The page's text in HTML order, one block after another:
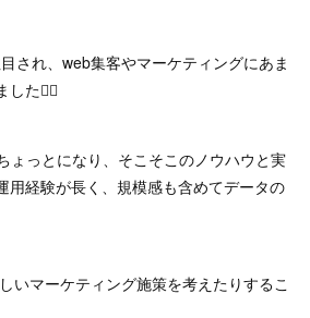
され、web集客やマーケティングにあま
た✋🏻
っとになり、そこそこのノウハウと実
経験が長く、規模感も含めてデータの
いマーケティング施策を考えたりするこ